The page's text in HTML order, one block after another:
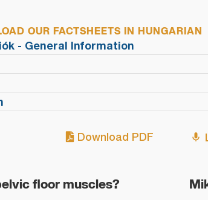
OUR FACTSHEETS IN HUNGARIAN
- General Information
Download PDF
floor muscles?